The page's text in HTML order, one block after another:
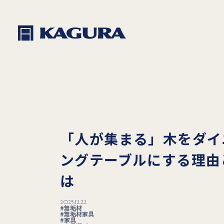
「人が集まる」木をダ
ングテーブルにする理
は
2025.12.22
無垢材
無垢材家具
家具